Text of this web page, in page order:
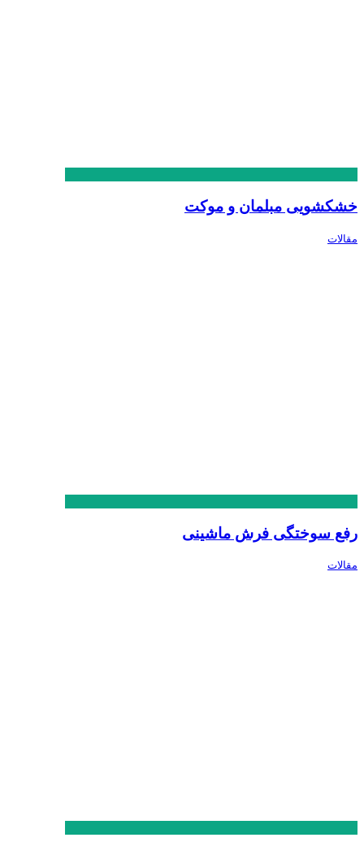
خشکشویی مبلمان و موکت
مقالات
رفع سوختگی فرش ماشینی
مقالات